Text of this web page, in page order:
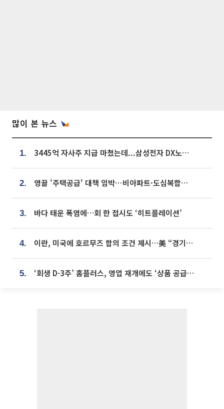
많이 본 뉴스
1. 3445억 자사주 지급 마쳤는데...삼성전자 DX노조, 뒤늦은 '떼쓰기 집회'
2. 영끌 '주택공급' 대책 임박⋯비아파트·도심복합까지 총동원
3. 바다 태운 폭염에…회 한 접시도 ‘히트플레이션’
4. 이란, 미국에 호르무즈 합의 조건 제시…美 “경기 아직 안 끝나” [종합]
5. ‘회생 D-3주’ 홈플러스, 영업 재개에도 ‘상품 공급망’ 복구가 생존 관건